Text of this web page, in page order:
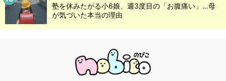
塾を休みたがる小6娘、週3度目の「お腹痛い」…母
が気づいた本当の理由